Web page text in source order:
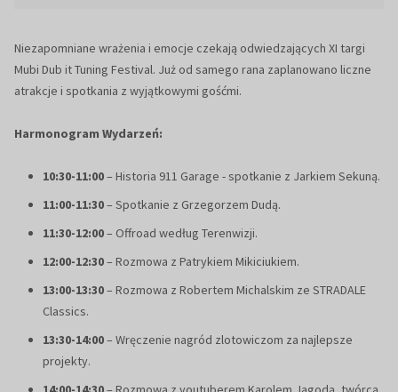
Niezapomniane wrażenia i emocje czekają odwiedzających XI targi
Mubi Dub it Tuning Festival. Już od samego rana zaplanowano liczne
atrakcje i spotkania z wyjątkowymi gośćmi.
Harmonogram Wydarzeń:
10:30-11:00– Historia 911 Garage - spotkanie z Jarkiem Sekuną.
11:00-11:30– Spotkanie z Grzegorzem Dudą.
11:30-12:00– Offroad według Terenwizji.
12:00-12:30– Rozmowa z Patrykiem Mikiciukiem.
13:00-13:30– Rozmowa z Robertem Michalskim ze STRADALE
Classics.
13:30-14:00– Wręczenie nagród zlotowiczom za najlepsze
projekty.